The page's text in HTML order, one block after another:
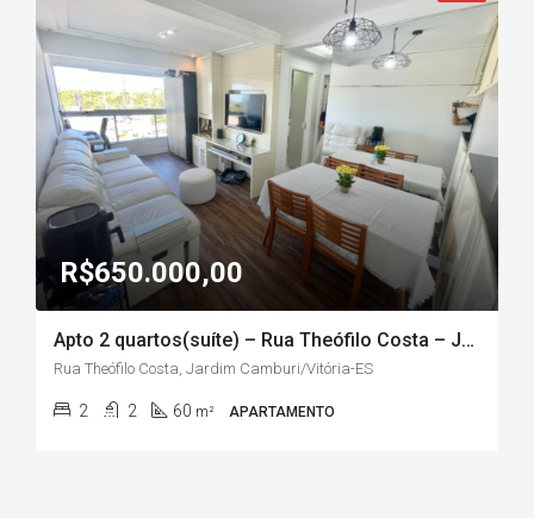
R$650.000,00
Apto 2 quartos(suíte) – Rua Theófilo Costa – Jardim Camburi/Vitória-ES
Rua Theófilo Costa, Jardim Camburi/Vitória-ES
2 2 60 m² APARTAMENTO